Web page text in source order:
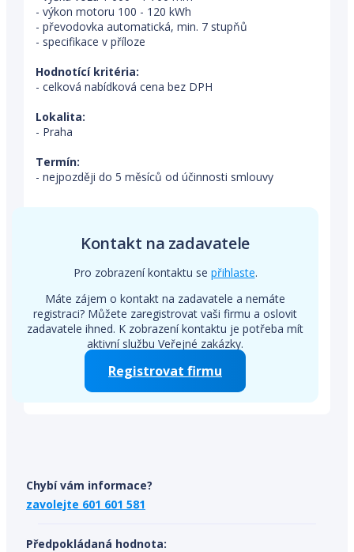
- výkon motoru 100 - 120 kWh
- převodovka automatická, min. 7 stupňů
- specifikace v příloze
Hodnotící kritéria:
- celková nabídková cena bez DPH
Lokalita:
- Praha
Termín:
- nejpozději do 5 měsíců od účinnosti smlouvy
Kontakt na zadavatele
Pro zobrazení kontaktu se přihlaste.
Máte zájem o kontakt na zadavatele a nemáte
registraci? Můžete zaregistrovat vaši firmu a oslovit
zadavatele ihned. K zobrazení kontaktu je potřeba mít
aktivní službu Veřejné zakázky.
Registrovat firmu
Chybí vám informace?
zavolejte 601 601 581
Předpokládaná hodnota: